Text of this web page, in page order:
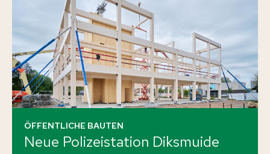
ÖFFENTLICHE BAUTEN
Neue Polizeistation Diksmuide